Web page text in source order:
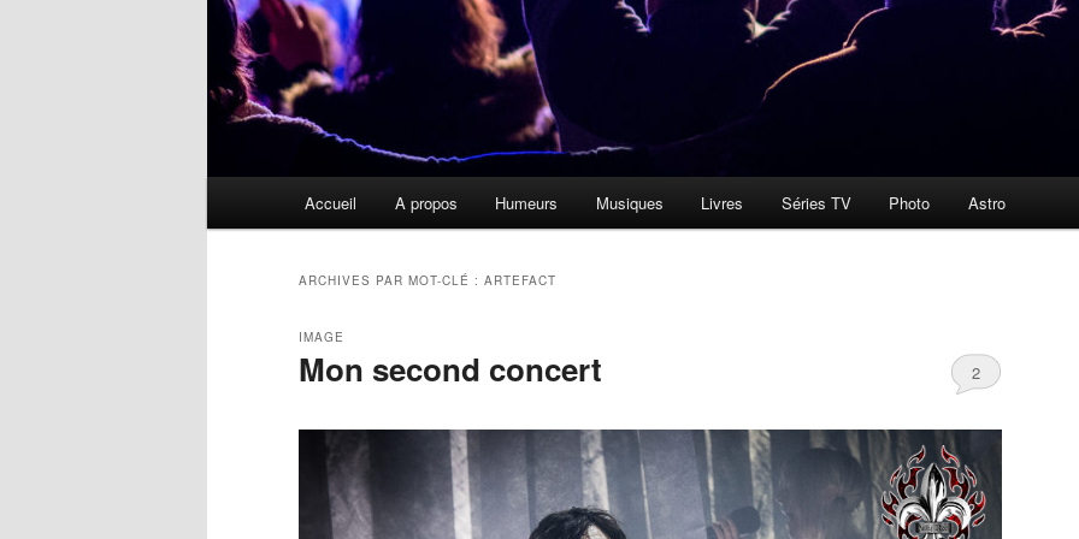
Accueil A propos Humeurs Musiques Livres Séries TV Photo Astro
ARCHIVES PAR MOT-CLÉ : ARTEFACT
Mon second concert
IMAGE
2